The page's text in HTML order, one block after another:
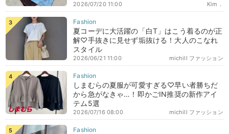
Kim．
2026/07/20 11:00
夏コーデに大活躍の「白T」はこう着るのが正
解♡手抜きに見せず垢抜ける！大人のこなれ
スタイル
michill ファッション
2026/06/21 11:00
しまむらの夏服が可愛すぎる♡早い者勝ちだ
から急がなきゃ…！即かごIN推奨の新作アイ
テム5選
michill ファッション
2026/07/16 08:00